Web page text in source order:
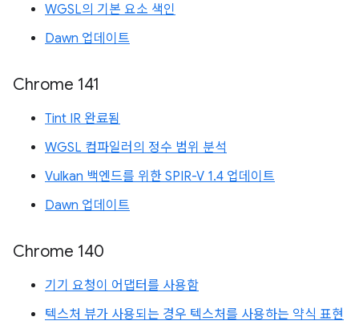
WGSL의 기본 요소 색인
Dawn 업데이트
Chrome 141
Tint IR 완료됨
WGSL 컴파일러의 정수 범위 분석
Vulkan 백엔드를 위한 SPIR-V 1.4 업데이트
Dawn 업데이트
Chrome 140
기기 요청이 어댑터를 사용함
텍스처 뷰가 사용되는 경우 텍스처를 사용하는 약식 표현